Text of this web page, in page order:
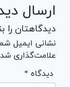
ارسال
دیدگاهتان را
نشانی ایمیل
علامت‌گذاری
* دیدگاه